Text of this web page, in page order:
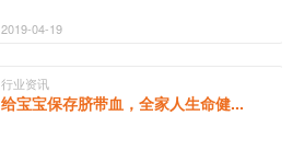
2019-04-19
行业资讯
给宝宝保存脐带血，全家人生命健...